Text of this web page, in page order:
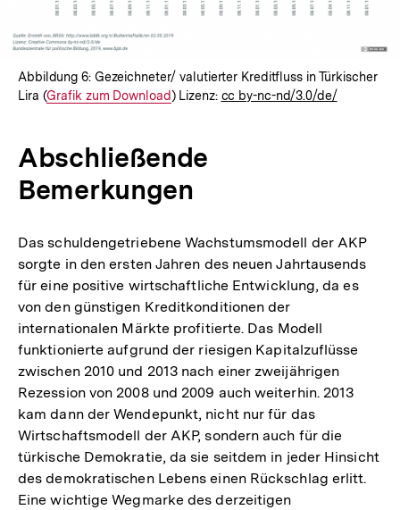
Abbildung 6: Gezeichneter/ valutierter Kreditfluss in Türkischer
Lira (Interner
Grafik zum Download) Lizenz: cc by-nc-nd/3.0/de/
Abschließende
Bemerkungen
Das schuldengetriebene Wachstumsmodell der AKP
sorgte in den ersten Jahren des neuen Jahrtausends
für eine positive wirtschaftliche Entwicklung, da es
von den günstigen Kreditkonditionen der
internationalen Märkte profitierte. Das Modell
funktionierte aufgrund der riesigen Kapitalzuflüsse
zwischen 2010 und 2013 nach einer zweijährigen
Rezession von 2008 und 2009 auch weiterhin. 2013
kam dann der Wendepunkt, nicht nur für das
Wirtschaftsmodell der AKP, sondern auch für die
türkische Demokratie, da sie seitdem in jeder Hinsicht
des demokratischen Lebens einen Rückschlag erlitt.
Eine wichtige Wegmarke des derzeitigen